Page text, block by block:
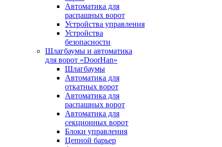
Автоматика для
распашных ворот
Устройства управления
Устройства
безопасности
Шлагбаумы и автоматика
для ворот «DoorHan»
Шлагбаумы
Автоматика для
откатных ворот
Автоматика для
распашных ворот
Автоматика для
секционных ворот
Блоки управления
Цепной барьер